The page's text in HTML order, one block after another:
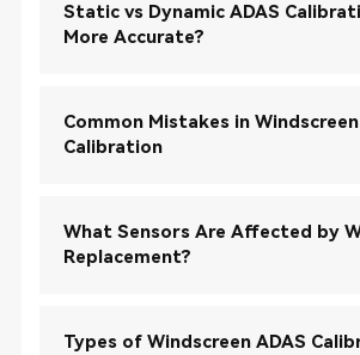
Static vs Dynamic ADAS
More Accurate?
Common Mistakes in Windscreen
Calibration
What Sensors Are Affected by
Replacement?
Types of Windscreen ADAS